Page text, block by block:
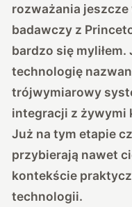
rozważania jeszcze
badawczy z
bardzo się
technologię
trójwymiarowy
integracji z żywymi
Już na tym etapie
przybierają nawet
kontekście
technologii.